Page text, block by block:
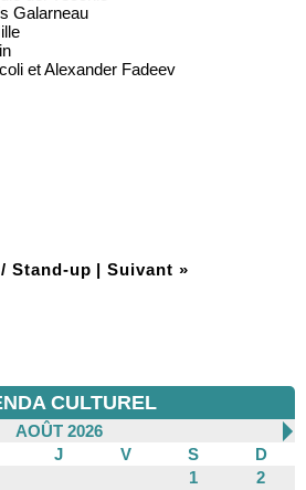
Galarneau
et Alexander Fadeev
Stand-up | Suivant »
CULTUREL
AOÛT 2026
J V S
D
1
2